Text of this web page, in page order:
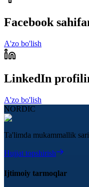
Facebook
A'zo bo'lish
LinkedIn
A'zo bo'lish
NORDIC
Ta'limda mukammallik sari
Hujjat topshirish
Ijtimoiy tarmoqlar